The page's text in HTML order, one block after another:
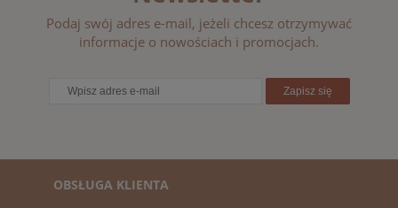
Podaj swój adres e-mail, jeżeli chcesz otrzymywać
informacje o nowościach i promocjach.
Zapisz się
OBSŁUGA KLIENTA